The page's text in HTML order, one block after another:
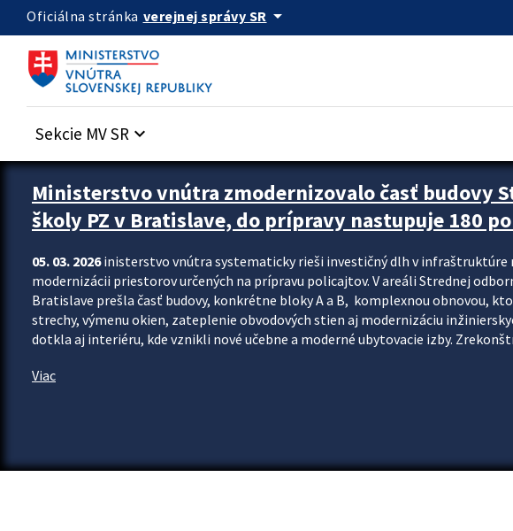
Preskocit na hlavný obsah
Oficiálna stránka verejnej správy SR arrow_drop_down
Sekcie MV SR keyboard_arrow_down
Ministerstvo vnútra zmodernizovalo časť budovy
školy PZ v Bratislave, do prípravy nastupuje 180
05. 03. 2026inisterstvo vnútra systematicky rieši investičný dlh v infraštruktúre
modernizácii priestorov určených na prípravu policajtov. V areáli Strednej
Bratislave prešla časť budovy, konkrétne bloky A a B, komplexnou obnovou,
strechy, výmenu okien, zateplenie obvodových stien aj modernizáciu
dotkla aj interiéru, kde vznikli nové učebne a moderné ubytovacie izby.
Viac